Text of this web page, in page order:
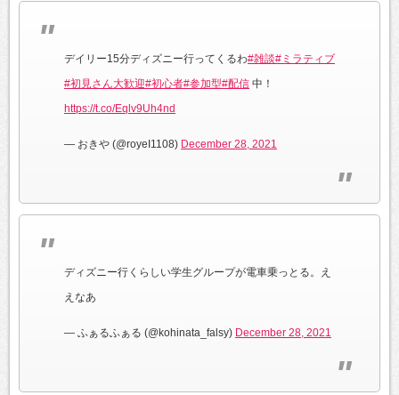
デイリー15分ディズニー行ってくるわ#雑談#ミラティブ
#初見さん大歓迎#初心者#参加型#配信 中！
https://t.co/Eqlv9Uh4nd
— おきや (@royeI1108) December 28, 2021
ディズニー行くらしい学生グループが電車乗っとる。え
えなあ
— ふぁるふぁる (@kohinata_falsy) December 28, 2021